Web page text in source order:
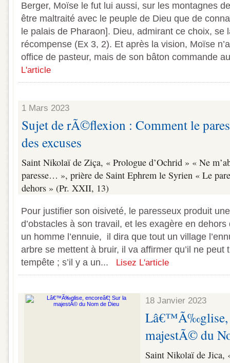
Berger, Moïse le fut lui aussi, sur les montagnes
être maltraité avec le peuple de Dieu que de
le palais de Pharaon]. Dieu, admirant ce choix, se
récompense (Ex 3, 2). Et après la vision, Moïse
office de pasteur, mais de son bâton commande
L'article
1 Mars 2023
Sujet de rÃ©flexion : Comment le
des excuses
Saint Nikolaï de Ziça, « Prologue d’Ochrid » « Ne
paresse… », prière de Saint Ephrem le Syrien « Le
dehors » (Pr. XXII, 13)
Pour justifier son oisiveté, le paresseux produit
d’obstacles à son travail, et les exagère en
un homme l’ennuie, il dira que tout un village
arbre se mettent à bruir, il va affirmer qu’il ne peut
tempête ; s’il y a un...
Lisez L'article
18 Janvier 2023
Lâ€™Ã‰glise,
majestÃ© du
Saint Nikolaï de Jica,